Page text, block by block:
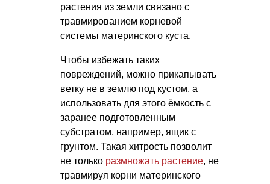
растения из земли связано с
травмированием корневой
системы материнского куста.
Чтобы избежать таких
повреждений, можно прикапывать
ветку не в землю под кустом, а
использовать для этого ёмкость с
заранее подготовленным
субстратом, например, ящик с
грунтом. Такая хитрость позволит
не только размножать растение, не
травмируя корни материнского